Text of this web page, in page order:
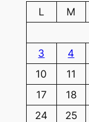
L
M
3
4
10
11
17
18
24
25